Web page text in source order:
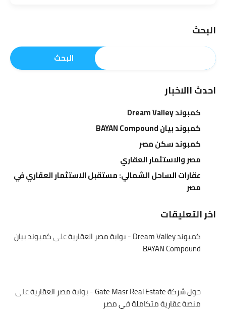
البحث
البحث
احدث االاخبار
كمبوند Dream Valley
كمبوند بيان BAYAN Compound
كمبوند سكن مصر
مصر والاستثمار العقاري
عقارات الساحل الشمالي: مستقبل الاستثمار العقاري في
مصر
اخر التعليقات
كمبوند Dream Valley - بوابة مصر العقارية علىكمبوند بيان
BAYAN Compound
حول شركة Gate Masr Real Estate - بوابة مصر العقارية
على
منصة عقارية متكاملة في مصر